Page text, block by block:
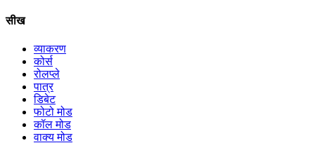
सीख
व्याकरण
कोर्स
रोलप्ले
पात्र
डिबेट
फोटो मोड
कॉल मोड
वाक्य मोड